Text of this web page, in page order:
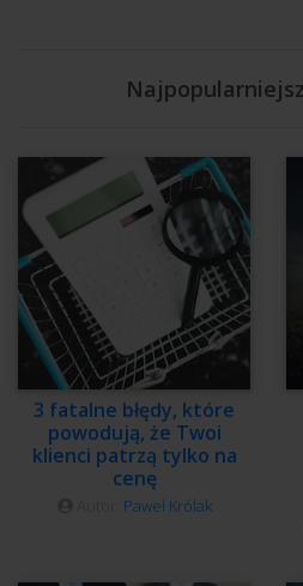
3 fatalne błędy, które
powodują, że Twoi
klienci patrzą tylko na
cenę
Paweł Królak